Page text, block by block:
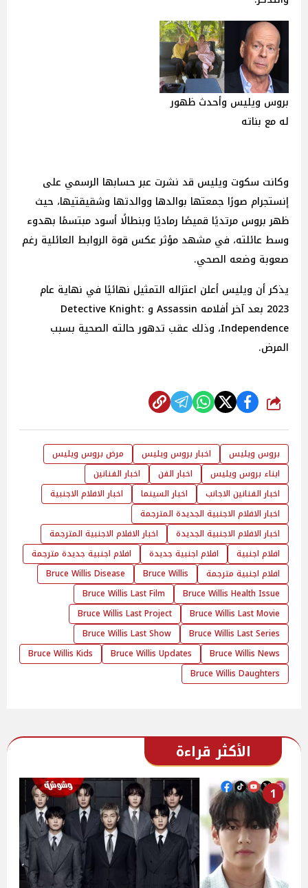
بروس ويليس وأحدث ظهور
له مع بناته
وكانت سكوت ويليس قد نشرت عبر حسابها الرسمي على
إنستجرام صورًا جمعتها بوالدها ووالدتها وشقيقتيها، حيث
ظهر بروس مرتديًا قميصًا رماديًا وبنطالًا أسود مبتسمًا بهدوء
وسط عائلته، في مشهد مؤثر عكس قوة الروابط العائلية رغم
صعوبة وضعه الصحي.
يذكر أن ويليس أعلن اعتزاله التمثيل نهائيًا في نهاية عام
2023 بعد آخر أفلامه Assassin و Detective Knight:
Independence، وذلك عقب تدهور حالته الصحية بسبب
المرض.
شارك
بروس ويليس اخبار بروس ويليس
مرض بروس ويليس
ابناء بروس ويليس
اخبار الفن
اخبار الفنانين
اخبار الفنانين الاجانب
اخبار السينما
اخبار الافلام الاجنبية
اخبار الافلام الاجنبية الجديدة المترجمة
اخبار الافلام الاجنبية الجديدة
اخبار الافلام الاجنبية المترجمة
افلام اجنبية
افلام اجنبية جديدة
افلام اجنبية جديدة مترجمة
افلام اجنبية مترجمة
Bruce Willis
Bruce Willis Disease
Bruce Willis Health Issue
Bruce Willis Last Film
Bruce Willis Last Movie
Bruce Willis Last Project
Bruce Willis Last Series
Bruce Willis Last Show
Bruce Willis News
Bruce Willis Updates
Bruce Willis Kids
Bruce Willis Daughters
الأكثر قراءة
1